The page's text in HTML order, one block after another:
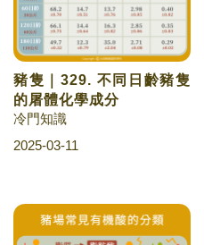
豬隻｜329. 不同日齡豬隻
的屠體化學成分
冷門知識
2025-03-11